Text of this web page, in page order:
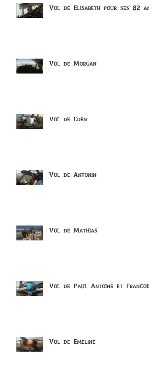
Vol de Elisabeth pour ses 82 ans
Vol de Morgan
Vol de Eden
Vol de Antonin
Vol de Mathias
Vol de Paul Antoine et Francois
Vol de Emeline